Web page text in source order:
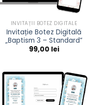
INVITAȚII BOTEZ DIGITALE
Invitație Botez Digitală
„Baptism 3 – Standard”
99,00 lei